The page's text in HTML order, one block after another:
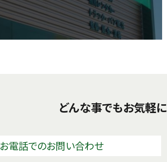
どんな事でもお気軽に
お電話でのお問い合わせ